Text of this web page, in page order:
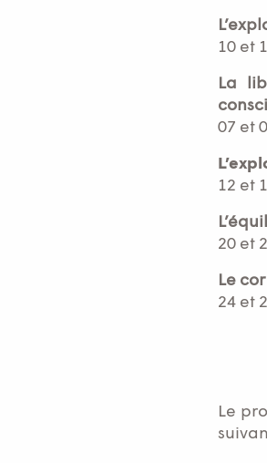
10 et
La
07 et
12 et
20 et
Le
24 et
Le